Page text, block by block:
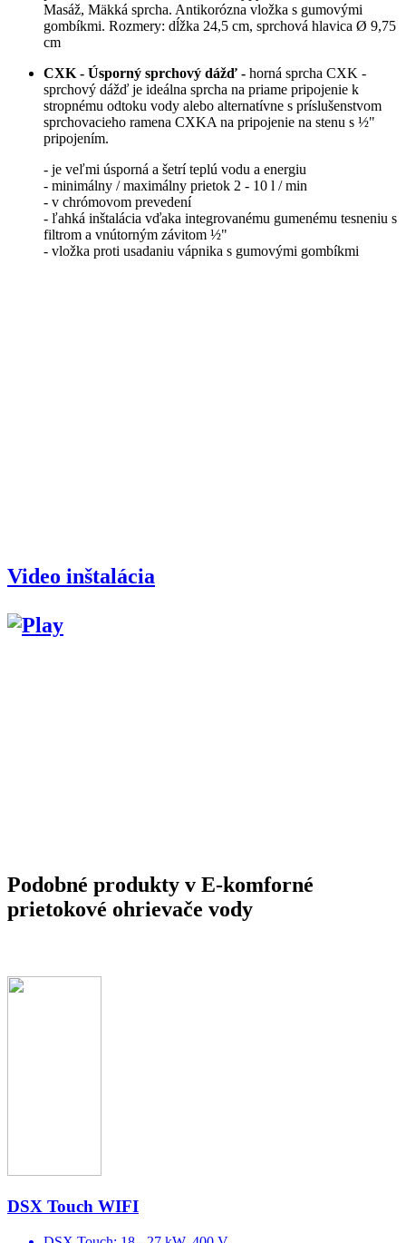
Masáž, Mäkká sprcha. Antikorózna vložka s gumovými
gombíkmi. Rozmery: dĺžka 24,5 cm, sprchová hlavica Ø 9,75
cm
CXK - Úsporný sprchový dážď - horná sprcha CXK -
sprchový dážď je ideálna sprcha na priame pripojenie k
stropnému odtoku vody alebo alternatívne s príslušenstvom
sprchovacieho ramena CXKA na pripojenie na stenu s ½"
pripojením.
- je veľmi úsporná a šetrí teplú vodu a energiu
- minimálny / maximálny prietok 2 - 10 l / min
- v chrómovom prevedení
- ľahká inštalácia vďaka integrovanému gumenému tesneniu s
filtrom a vnútorným závitom ½"
- vložka proti usadaniu vápnika s gumovými gombíkmi
Video inštalácia
Podobné produkty v E-komforné
prietokové ohrievače vody
DSX Touch WIFI